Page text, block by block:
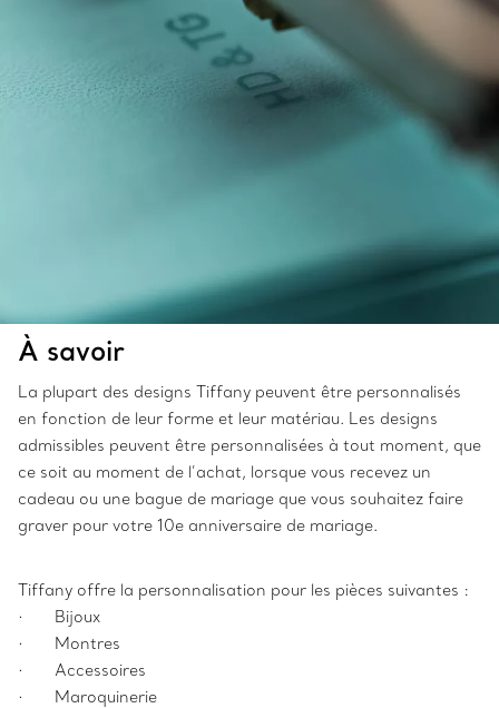
À savoir
La plupart des designs Tiffany peuvent être personnalisés
en fonction de leur forme et leur matériau. Les designs
admissibles peuvent être personnalisées à tout moment, que
ce soit au moment de l’achat, lorsque vous recevez un
cadeau ou une bague de mariage que vous souhaitez faire
graver pour votre 10e anniversaire de mariage.
Tiffany offre la personnalisation pour les pièces suivantes :
· Bijoux
· Montres
· Accessoires
· Maroquinerie